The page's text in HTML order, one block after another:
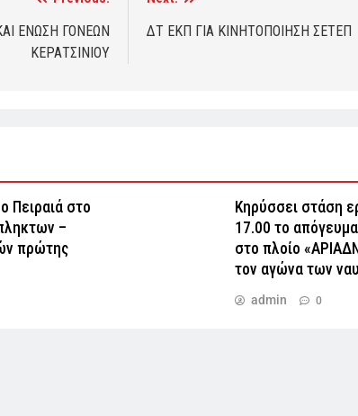
ΕΝΩΣΗ ΓΟΝΕΩΝ
ΚΕΡΑΤΣΙΝΙΟΥ
ΔΤ ΕΚΠ ΓΙΑ ΚΙΝΗΤΟΠΟΙΗΣΗ ΣΕΤΕΠ
Πειραιά στο
–
πρώτης
Κηρύσσει στάση
17.00 το
στο πλοίο
τον αγώνα των
admin 0